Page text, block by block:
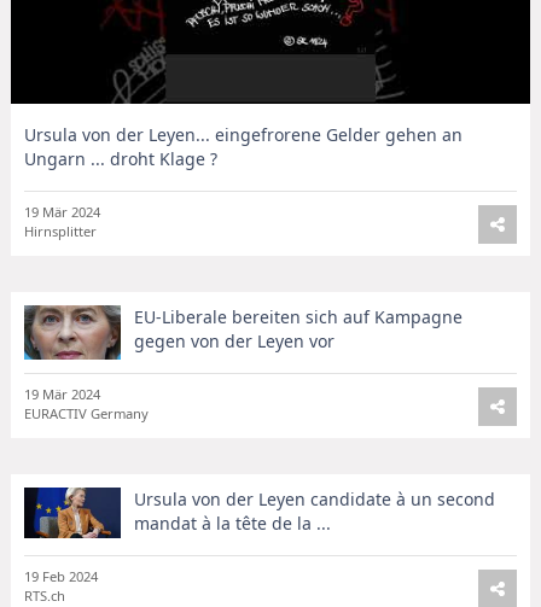
Ursula von der Leyen... eingefrorene Gelder gehen an
Ungarn ... droht Klage ?
19 Mär 2024
Hirnsplitter
EU-Liberale bereiten sich auf Kampagne
gegen von der Leyen vor
19 Mär 2024
EURACTIV Germany
Ursula von der Leyen candidate à un second
mandat à la tête de la ...
19 Feb 2024
RTS.ch